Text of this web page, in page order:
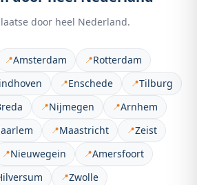
door heel Nederland.
📍Amsterdam 📍Rotterdam
📍Enschede 📍Tilburg
📍Nijmegen 📍Arnhem
📍Maastricht 📍Zeist
📍Nieuwegein 📍Amersfoort
📍Zwolle